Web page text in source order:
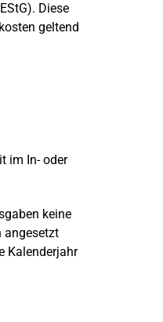
Diese
geltend
im In- oder
keine
angesetzt
Kalenderjahr